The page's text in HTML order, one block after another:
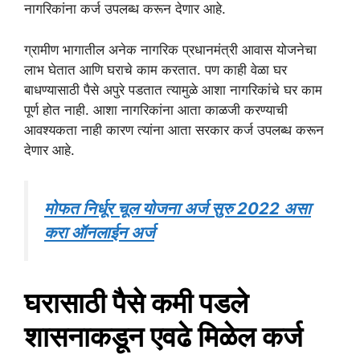
नागरिकांना कर्ज उपलब्ध करून देणार आहे.
ग्रामीण भागातील अनेक नागरिक प्रधानमंत्री आवास योजनेचा
लाभ घेतात आणि घराचे काम करतात. पण काही वेळा घर
बाधण्यासाठी पैसे अपुरे पडतात त्यामुळे आशा नागरिकांचे घर काम
पूर्ण होत नाही. आशा नागरिकांना आता काळजी करण्याची
आवश्यकता नाही कारण त्यांना आता सरकार कर्ज उपलब्ध करून
देणार आहे.
मोफत निर्धूर चूल योजना अर्ज सुरु 2022 असा
करा ऑनलाईन अर्ज
घरासाठी पैसे कमी पडले
शासनाकडून एवढे मिळेल कर्ज